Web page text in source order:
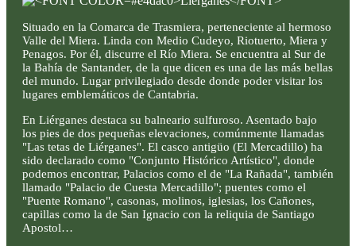
Situado en la Comarca de Trasmiera, perteneciente al hermoso
Valle del Miera. Linda con Medio Cudeyo, Riotuerto, Miera y
Penagos. Por él, discurre el Río Miera. Se encuentra al Sur de
la Bahía de Santander, de la que dicen es una de las más bellas
del mundo. Lugar privilegiado desde donde poder visitar los
lugares emblemáticos de Cantabria.
En Liérganes destaca su balneario sulfuroso. Asentado bajo
los pies de dos pequeñas elevaciones, comúnmente llamadas
"Las tetas de Liérganes". El casco antigüo (El Mercadillo) ha
sido declarado como "Conjunto Histórico Artístico", donde
podemos encontrar, Palacios como el de "La Rañada", también
llamado "Palacio de Cuesta Mercadillo"; puentes como el
"Puente Romano", casonas, molinos, iglesias, los Cañones,
capillas como la de San Ignacio con la reliquia de Santiago
Apostol…